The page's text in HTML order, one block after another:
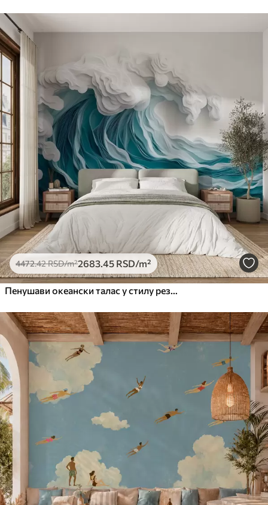
4472.42RSD/m²2683 .45 RSD/m²